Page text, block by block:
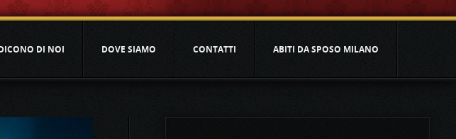
DI NOI DOVE SIAMO CONTATTI ABITI DA SPOSO MILANO